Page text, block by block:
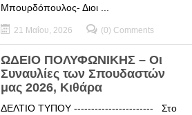
Μπουρδόπουλος- Διοι ...
21 Μαΐου, 2026 (0) Comments
ΩΔΕΙΟ ΠΟΛΥΦΩΝΙΚΗΣ – Οι
Συναυλίες των Σπουδαστών
μας 2026, Κιθάρα
ΔΕΛΤΙΟ ΤΥΠΟΥ ----------------------- Στο